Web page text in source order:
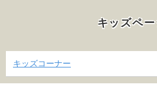
キッズペ
キッズコーナー